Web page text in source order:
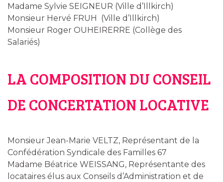
Madame Sylvie SEIGNEUR (Ville d’Illkirch)
Monsieur Hervé FRUH (Ville d’Illkirch)
Monsieur Roger OUHEIRERRE (Collège des
Salariés)
LA COMPOSITION DU CONSEIL
DE CONCERTATION LOCATIVE
Monsieur Jean-Marie VELTZ, Représentant de la
Confédération Syndicale des Familles 67
Madame Béatrice WEISSANG, Représentante des
locataires élus aux Conseils d’Administration et de